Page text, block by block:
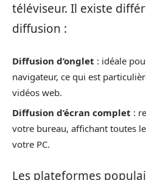
téléviseur. Il existe
diffusion :
Diffusion d’onglet : idéale
navigateur, ce qui est
vidéos web.
Diffusion d’écran complet :
votre bureau, affichant toutes
votre PC.
Les plateformes